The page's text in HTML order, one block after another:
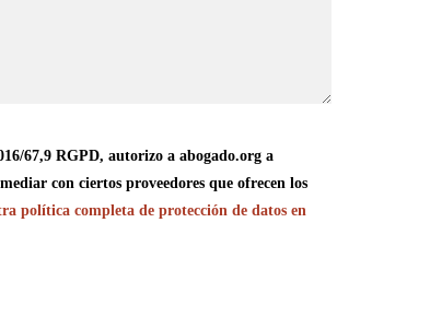
67,9 RGPD, autorizo a abogado.org a
con ciertos proveedores que ofrecen los
política completa de protección de datos en